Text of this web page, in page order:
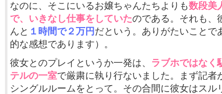
なのに、そこにいるお嬢ちゃんたちよりも数段美
で、いきなし仕事をしていたのである。それも、
んと １時間で２万円だという。ありがたいことで
的な感想であります）。
彼女とのプレイというか一発は、 ラブホではなく
テルの一室で厳粛に執り行ないました。まず記者
シングルルームをとって。その合間に彼女はスル